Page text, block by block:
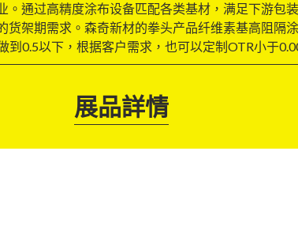
通过高精度涂布设备匹配各类基材，满足下游包
架期需求。森奇新材的拳头产品纤维素基高阻隔
0.5以下，根据客户需求，也可以定制OTR小于
展品詳情